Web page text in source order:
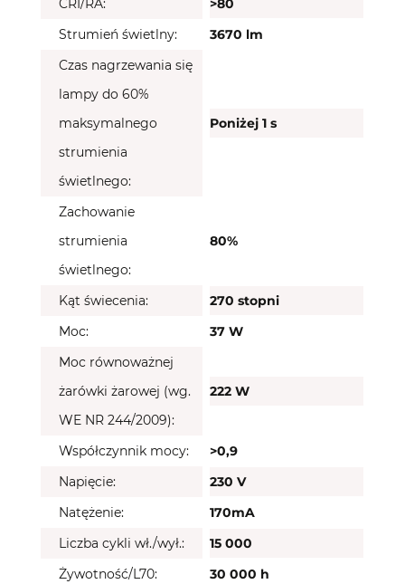
CRI/RA:
>80
Strumień świetlny:
3670 lm
Czas nagrzewania się
lampy do 60%
maksymalnego
strumienia
świetlnego:
Poniżej 1 s
Zachowanie
strumienia
świetlnego:
80%
Kąt świecenia:
270 stopni
Moc:
37 W
Moc równoważnej
żarówki żarowej (wg.
WE NR 244/2009):
222 W
Współczynnik mocy:
>0,9
Napięcie:
230 V
Natężenie:
170mA
Liczba cykli wł./wył.:
15 000
Żywotność/L70:
30 000 h